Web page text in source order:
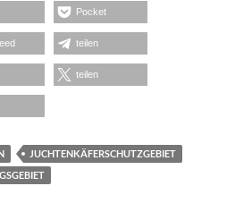
Pocket
teilen
teilen
JUCHTENKÄFERSCHUTZGEBIET